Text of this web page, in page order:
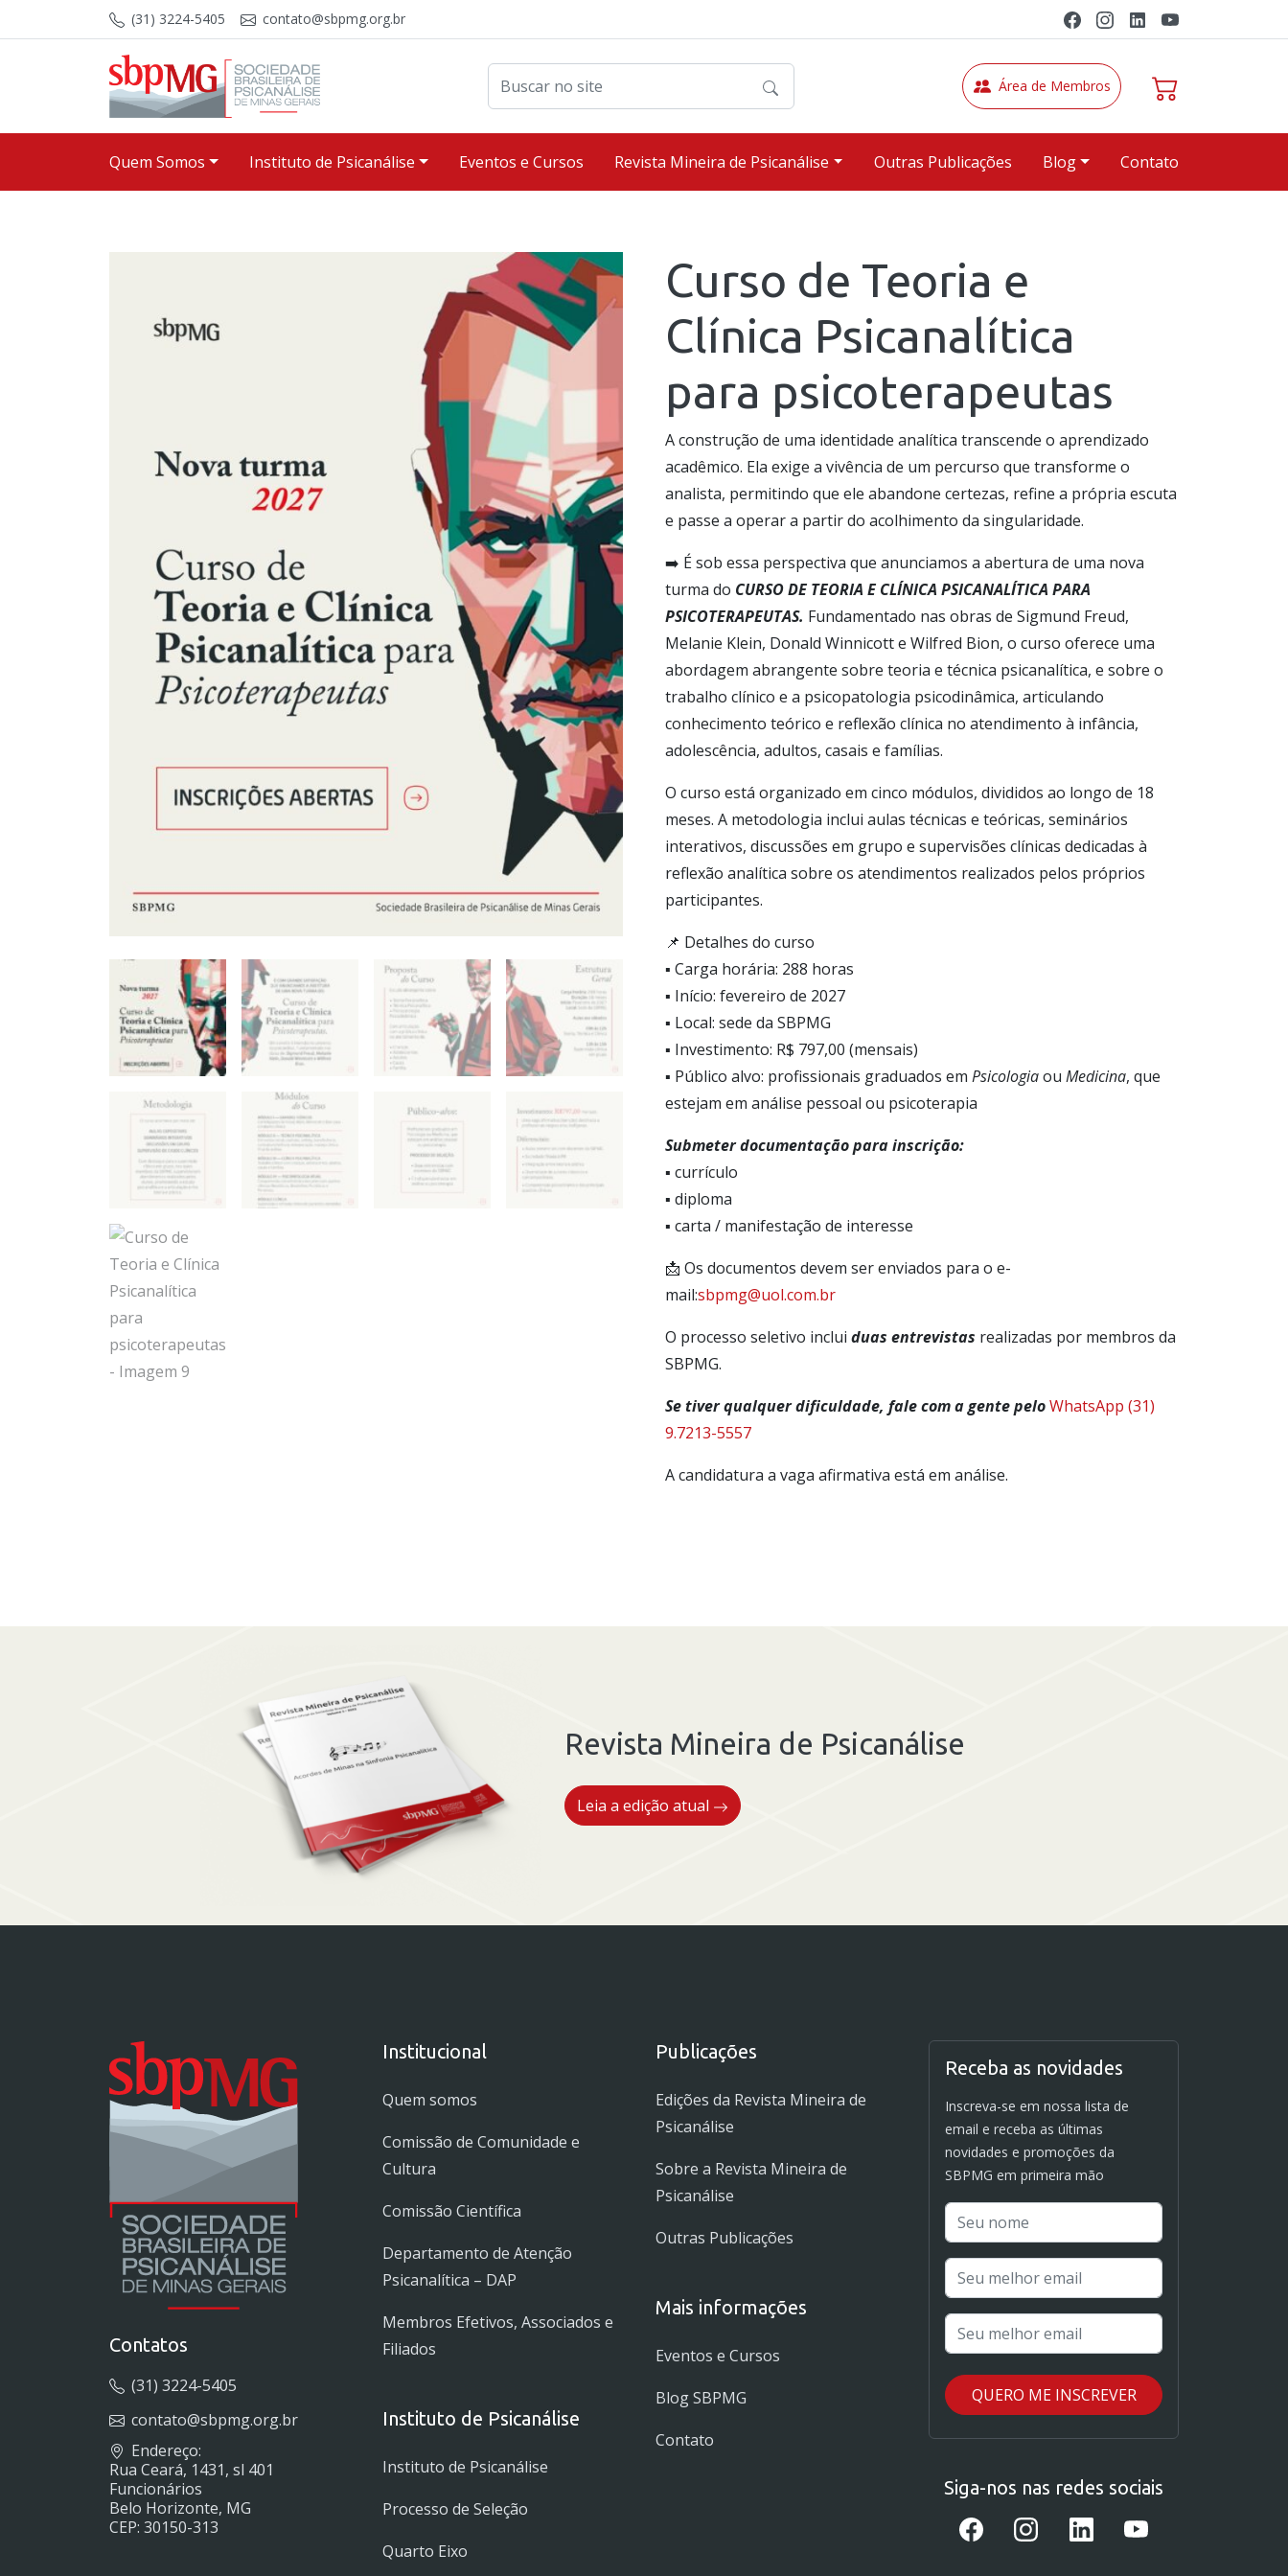
(31) 3224-5405 contato@sbpmg.org.br
Buscar no site Área de Membros
Quem Somos Instituto de Psicanálise Eventos e Cursos Revista Mineira de Psicanálise Outras Publicações Blog Contato
Curso de Teoria e
Clínica Psicanalítica
para psicoterapeutas
A construção de uma identidade analítica transcende o aprendizado
acadêmico. Ela exige a vivência de um percurso que transforme o
analista, permitindo que ele abandone certezas, refine a própria escuta
e passe a operar a partir do acolhimento da singularidade.
➡️︎ É sob essa perspectiva que anunciamos a abertura de uma nova
turma do CURSO DE TEORIA E CLÍNICA PSICANALÍTICA PARA
PSICOTERAPEUTAS. Fundamentado nas obras de Sigmund Freud,
Melanie Klein, Donald Winnicott e Wilfred Bion, o curso oferece uma
abordagem abrangente sobre teoria e técnica psicanalítica, e sobre o
trabalho clínico e a psicopatologia psicodinâmica, articulando
conhecimento teórico e reflexão clínica no atendimento à infância,
adolescência, adultos, casais e famílias.
O curso está organizado em cinco módulos, divididos ao longo de 18
meses. A metodologia inclui aulas técnicas e teóricas, seminários
interativos, discussões em grupo e supervisões clínicas dedicadas à
reflexão analítica sobre os atendimentos realizados pelos próprios
participantes.
📌 Detalhes do curso
▪ Carga horária: 288 horas
▪ Início: fevereiro de 2027
▪ Local: sede da SBPMG
▪ Investimento: R$ 797,00 (mensais)
▪ Público alvo: profissionais graduados emPsicologiaouMedicina, que
estejam em análise pessoal ou psicoterapia
Submeter documentação para inscrição:
▪ currículo
▪ diploma
▪ carta / manifestação de interesse
📩 Os documentos devem ser enviados para o e-
mail:sbpmg@uol.com.br
O processo seletivo inclui duas entrevistas realizadas por membros da
SBPMG.
Se tiver qualquer dificuldade, fale com a gente peloWhatsApp (31)
9.7213-5557
A candidatura a vaga afirmativa está em análise.
Revista Mineira de Psicanálise
Leia a edição atual
Contatos
(31) 3224-5405
contato@sbpmg.org.br
Endereço:
Rua Ceará, 1431, sl 401
Funcionários
Belo Horizonte, MG
CEP: 30150-313
Institucional
Quem somos
Comissão de Comunidade e
Cultura
Comissão Científica
Departamento de Atenção
Psicanalítica – DAP
Membros Efetivos, Associados e
Filiados
Instituto de Psicanálise
Instituto de Psicanálise
Processo de Seleção
Quarto Eixo
Publicações
Edições da Revista Mineira de
Psicanálise
Sobre a Revista Mineira de
Psicanálise
Outras Publicações
Mais informações
Eventos e Cursos
Blog SBPMG
Contato
Receba as novidades
Inscreva-se em nossa lista de
email e receba as últimas
novidades e promoções da
SBPMG em primeira mão
Siga-nos nas redes sociais